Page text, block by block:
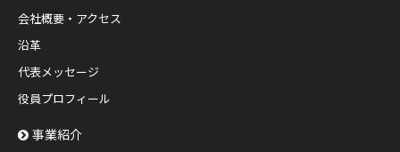
会社概要・アクセス
沿革
代表メッセージ
役員プロフィール
事業紹介